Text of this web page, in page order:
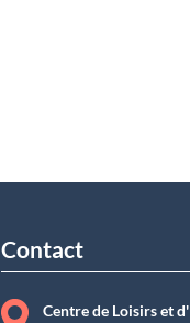
Contact
Centre de Loisirs et